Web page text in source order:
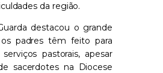
da região.
destacou o grande
padres têm feito para
pastorais, apesar
sacerdotes na Diocese